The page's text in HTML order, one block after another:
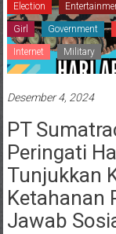
Election
Girl Government
Internet Military
Desember 4, 2024
PT
Peringati
Tunjukkan
Ketahanan
Jawab